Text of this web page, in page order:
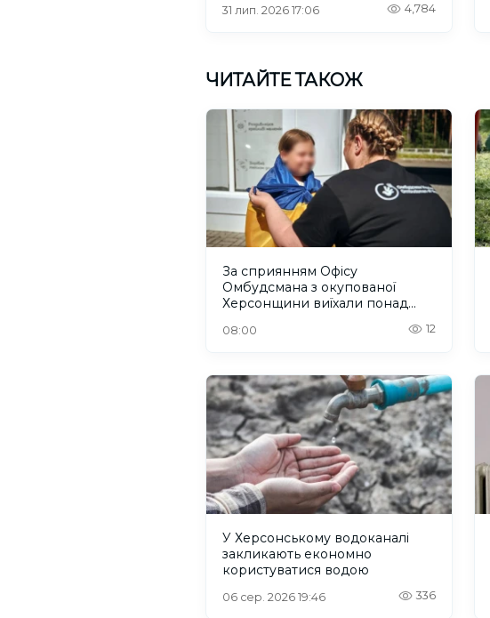
31 лип. 2026 17:06 4,784
ЧИТАЙТЕ ТАКОЖ
За сприянням Офісу
Омбудсмана з окупованої
Херсонщини виїхали понад
08:00 12
У Херсонському водоканалі
закликають економно
користуватися водою
06 сер. 2026 19:46 336